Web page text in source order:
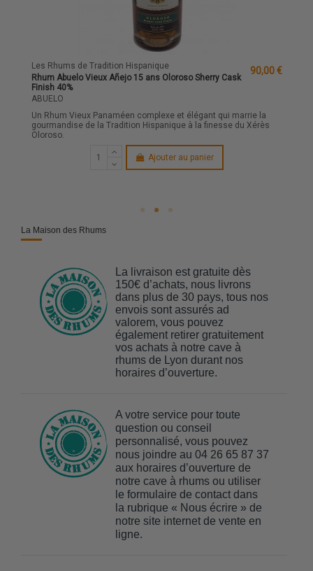
Les Rhums de Tradition Hispanique
Rhum Abuelo Vieux Añejo 15 ans Oloroso Sherry Cask
Finish 40%
ABUELO
90,00 €
Un Rhum Vieux Panaméen complexe et élégant qui marrie la
gourmandise de la Tradition Hispanique à la finesse du Xérès
Oloroso.
Ajouter au panier
La Maison des Rhums
La livraison est gratuite dès
150€ d’achats, nous livrons
dans plus de 30 pays, tous nos
envois sont assurés ad
valorem, vous pouvez
également retirer gratuitement
vos achats à notre cave à
rhums de Lyon durant nos
horaires d’ouverture.
A votre service pour toute
question ou conseil
personnalisé, vous pouvez
nous joindre au 04 26 65 87 37
aux horaires d’ouverture de
notre cave à rhums ou utiliser
le formulaire de contact dans
la rubrique « Nous écrire » de
notre site internet de vente en
ligne.